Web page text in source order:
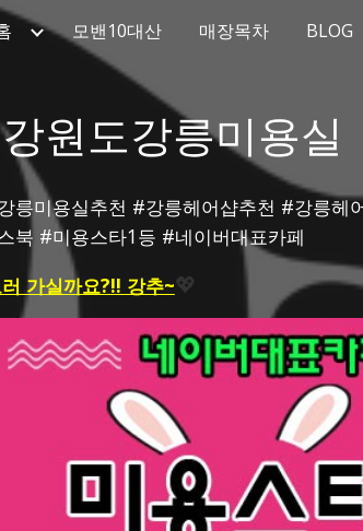
content Skip to
모밴10대산 매장목차 BLOG
강원도강릉미용실
릉미용실추천 #강릉헤어샵추천 #강릉헤
#미용스타1등 #네이버대표카페
가실까요?!! 강추~💖